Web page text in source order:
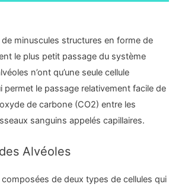
minuscules structures en forme de
le plus petit passage du système
n’ont qu’une seule cellule
permet le passage relativement facile de
de carbone (CO2) entre les
sanguins appelés capillaires.
Alvéoles
de deux types de cellules qui